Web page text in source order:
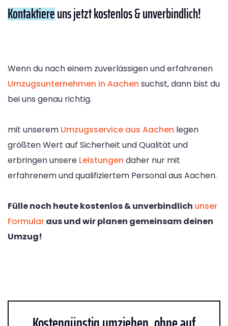
Kontaktiereuns jetzt kostenlos & unverbindlich!
Wenn du nach einem zuverlässigen und erfahrenen
Umzugsunternehmen in Aachen suchst, dann bist du
bei uns genau richtig.
mit unserem Umzugsservice aus Aachen legen
größten Wert auf Sicherheit und Qualität und
erbringen unsere Leistungen daher nur mit
erfahrenem und qualifiziertem Personal aus Aachen.
Fülle noch heute kostenlos & unverbindlich unser
Formularaus und wir planen gemeinsam deinen
Umzug!